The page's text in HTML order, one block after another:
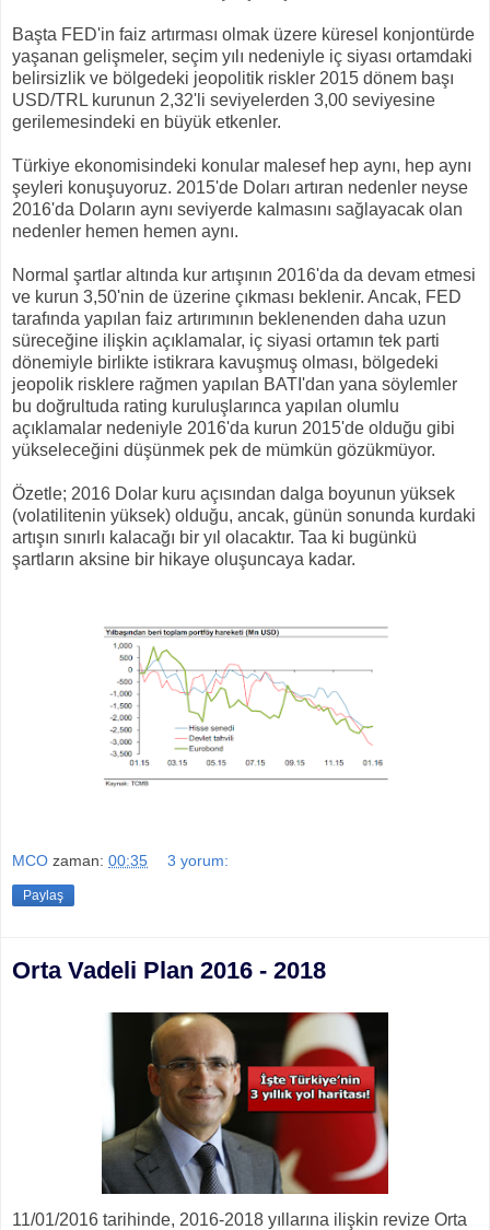
Başta FED'in faiz artırması olmak üzere küresel konjontürde
yaşanan gelişmeler, seçim yılı nedeniyle iç siyası ortamdaki
belirsizlik ve bölgedeki jeopolitik riskler 2015 dönem başı
USD/TRL kurunun 2,32'li seviyelerden 3,00 seviyesine
gerilemesindeki en büyük etkenler.
Türkiye ekonomisindeki konular malesef hep aynı, hep aynı
şeyleri konuşuyoruz. 2015'de Doları artıran nedenler neyse
2016'da Doların aynı seviyerde kalmasını sağlayacak olan
nedenler hemen hemen aynı.
Normal şartlar altında kur artışının 2016'da da devam etmesi
ve kurun 3,50'nin de üzerine çıkması beklenir. Ancak, FED
tarafında yapılan faiz artırımının beklenenden daha uzun
süreceğine ilişkin açıklamalar, iç siyasi ortamın tek parti
dönemiyle birlikte istikrara kavuşmuş olması, bölgedeki
jeopolik risklere rağmen yapılan BATI'dan yana söylemler
bu doğrultuda rating kuruluşlarınca yapılan olumlu
açıklamalar nedeniyle 2016'da kurun 2015'de olduğu gibi
yükseleceğini düşünmek pek de mümkün gözükmüyor.
Özetle; 2016 Dolar kuru açısından dalga boyunun yüksek
(volatilitenin yüksek) olduğu, ancak, günün sonunda kurdaki
artışın sınırlı kalacağı bir yıl olacaktır. Taa ki bugünkü
şartların aksine bir hikaye oluşuncaya kadar.
MCO zaman: 00:35 3 yorum:
Paylaş
Orta Vadeli Plan 2016 - 2018
11/01/2016 tarihinde, 2016-2018 yıllarına ilişkin revize Orta